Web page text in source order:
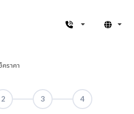
คราคา
2 3 4